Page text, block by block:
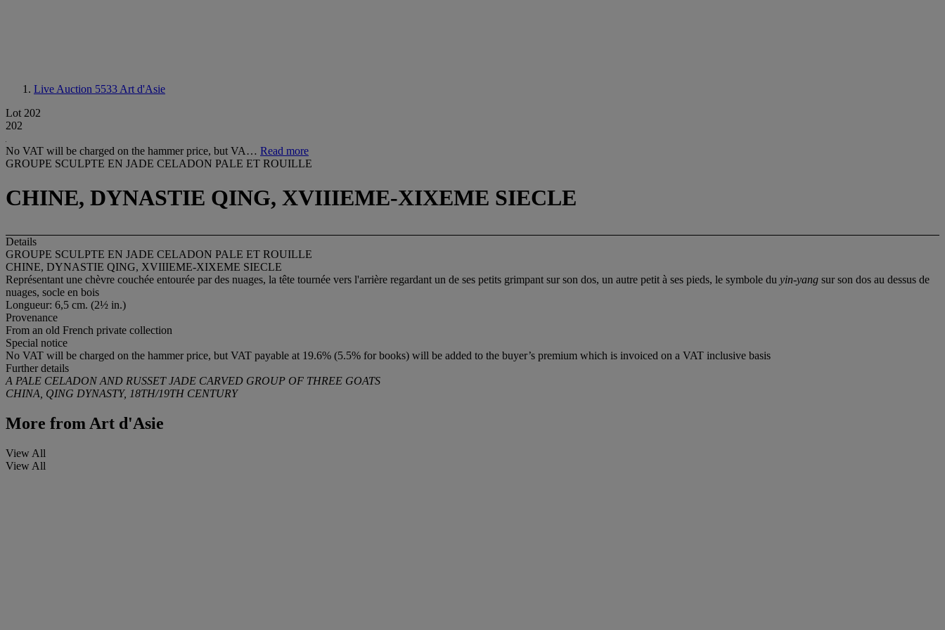
Live Auction 5533 Art d'Asie
Lot 202
202
No VAT will be charged on the hammer price, but VA… Read more
GROUPE SCULPTE EN JADE CELADON PALE ET ROUILLE
CHINE, DYNASTIE QING, XVIIIEME-XIXEME SIECLE
Details
GROUPE SCULPTE EN JADE CELADON PALE ET ROUILLE
CHINE, DYNASTIE QING, XVIIIEME-XIXEME SIECLE
Représentant une chèvre couchée entourée par des nuages, la tête tournée vers l'arrière regardant un de ses petits grimpant sur son dos, un autre petit à ses pieds, le symbole du yin-yang sur son dos au dessus de
nuages, socle en bois
Longueur: 6,5 cm. (2½ in.)
Provenance
From an old French private collection
Special notice
No VAT will be charged on the hammer price, but VAT payable at 19.6% (5.5% for books) will be added to the buyer’s premium which is invoiced on a VAT inclusive basis
Further details
A PALE CELADON AND RUSSET JADE CARVED GROUP OF THREE GOATS
CHINA, QING DYNASTY, 18TH/19TH CENTURY
More from Art d'Asie
View All
View All